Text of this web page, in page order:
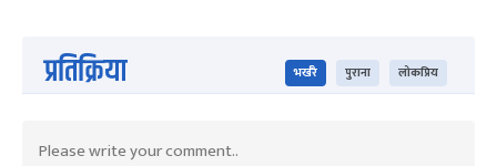
प्रतिक्रिया भर्खरै पुराना लोकप्रिय